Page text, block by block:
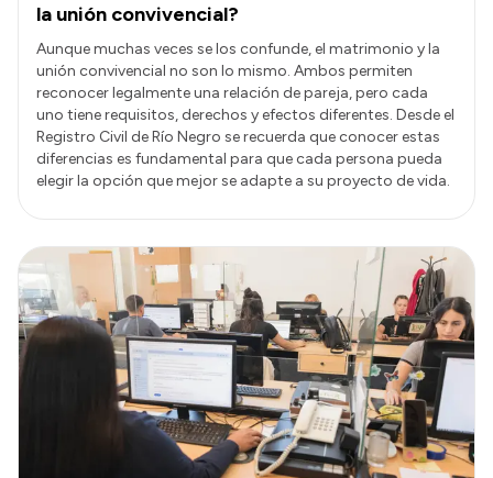
la unión convivencial?
Aunque muchas veces se los confunde, el matrimonio y la
unión convivencial no son lo mismo. Ambos permiten
reconocer legalmente una relación de pareja, pero cada
uno tiene requisitos, derechos y efectos diferentes. Desde el
Registro Civil de Río Negro se recuerda que conocer estas
diferencias es fundamental para que cada persona pueda
elegir la opción que mejor se adapte a su proyecto de vida.